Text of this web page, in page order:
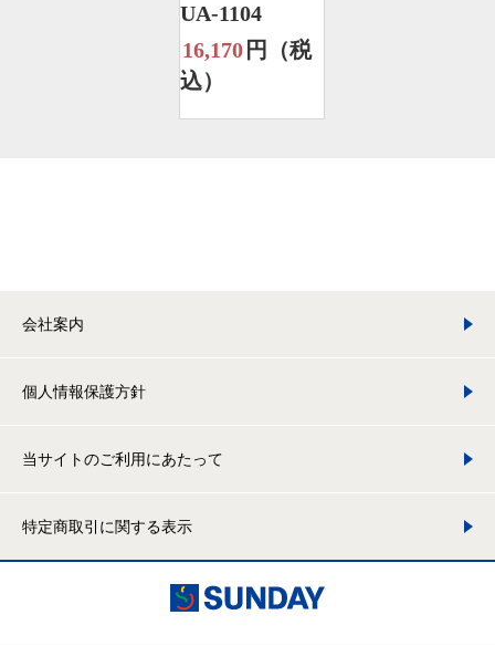
UA-1104
16,170 円（税
込）
会社案内
個人情報保護方針
当サイトのご利用にあたって
特定商取引に関する表示